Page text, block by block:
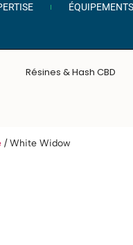
ÉQUIPEMENTS
Résines & Hash CBD
/ White Widow